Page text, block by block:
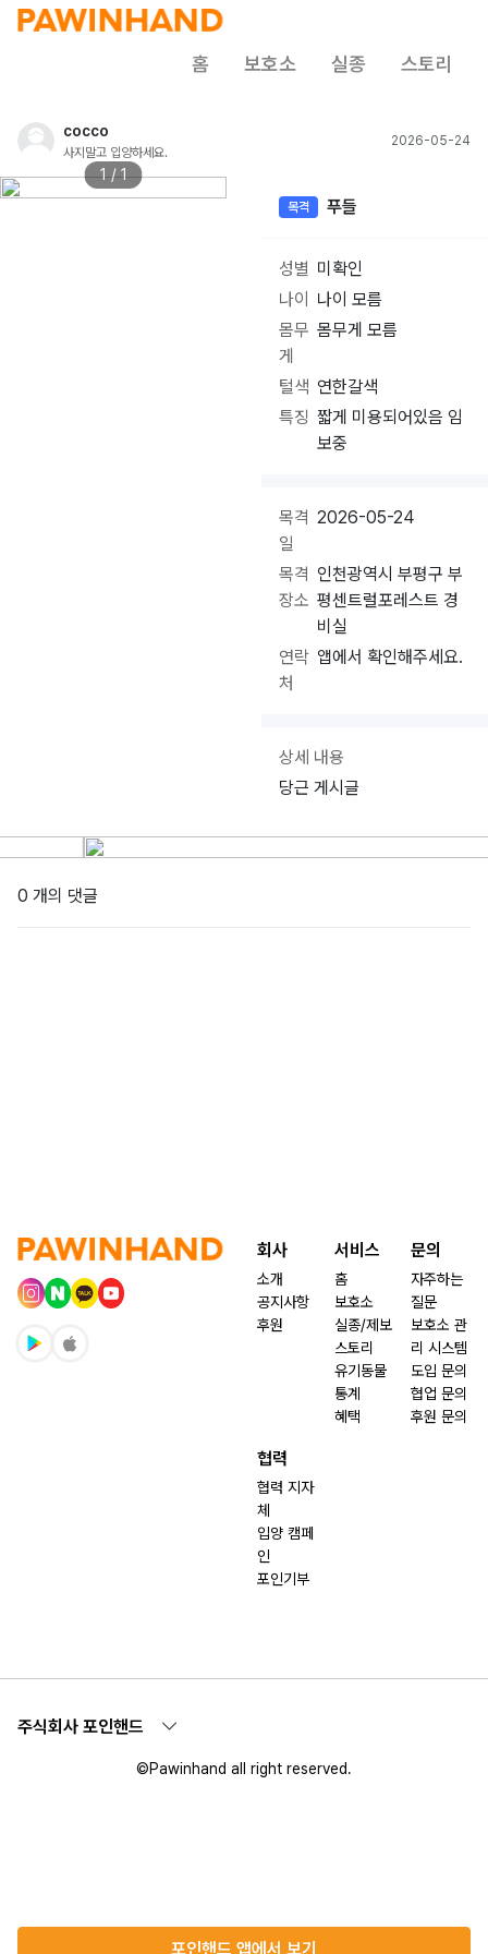
홈 보호소 실종 스토리
cocco
사지말고 입양하세요.
2026-05-24
1 / 1
목격 푸들
성별 미확인
나이
나이 모름
몸무
게
몸무게 모름
털색 연한갈색
특징 짧게 미용되어있음 임
보중
목격
일
2026-05-24
목격
장소
인천광역시 부평구 부
평센트럴포레스트 경
비실
연락
처
앱에서 확인해주세요.
상세 내용
당근 게시글
0 개의 댓글
포인핸드 앱에서 보기
회사
소개
공지사항
후원
서비스
홈
보호소
실종/제보
스토리
유기동물
통계
혜택
문의
자주하는
질문
보호소 관
리 시스템
도입 문의
협업 문의
후원 문의
협력
협력 지자
체
입양 캠페
인
포인기부
주식회사 포인핸드
©Pawinhand all right reserved.